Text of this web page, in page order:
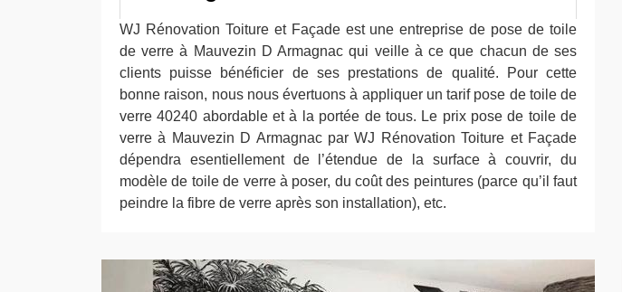
WJ Rénovation Toiture et Façade est une entreprise de pose de toile
de verre à Mauvezin D Armagnac qui veille à ce que chacun de ses
clients puisse bénéficier de ses prestations de qualité. Pour cette
bonne raison, nous nous évertuons à appliquer un tarif pose de toile de
verre 40240 abordable et à la portée de tous. Le prix pose de toile de
verre à Mauvezin D Armagnac par WJ Rénovation Toiture et Façade
dépendra esentiellement de l’étendue de la surface à couvrir, du
modèle de toile de verre à poser, du coût des peintures (parce qu’il faut
peindre la fibre de verre après son installation), etc.